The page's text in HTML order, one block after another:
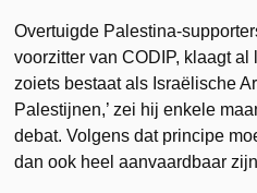
Overtuigde Palestina-
voorzitter van CODIP, klaagt
zoiets bestaat als Israëlische
Palestijnen,’ zei hij enkele
debat. Volgens dat principe
dan ook heel aanvaardbaar